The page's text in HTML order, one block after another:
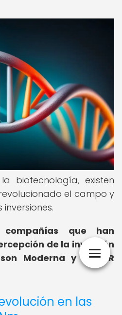
biotecnología, existen
el campo y
compañías que han
de la inversión
Moderna y CRISPR
en las